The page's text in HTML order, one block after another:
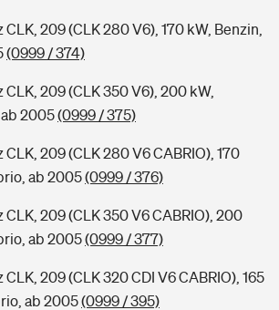
209 (CLK 280 V6), 170 kW, Benzin,
(0999 / 374)
209 (CLK 350 V6), 200 kW,
2005(0999 / 375)
209 (CLK 280 V6 CABRIO), 170
ab 2005(0999 / 376)
209 (CLK 350 V6 CABRIO), 200
ab 2005(0999 / 377)
209 (CLK 320 CDI V6 CABRIO), 165
ab 2005(0999 / 395)